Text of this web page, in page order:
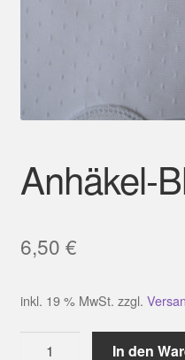
Anhäkel-
6,50 €
inkl. 19 % MwSt. zzgl.
In den